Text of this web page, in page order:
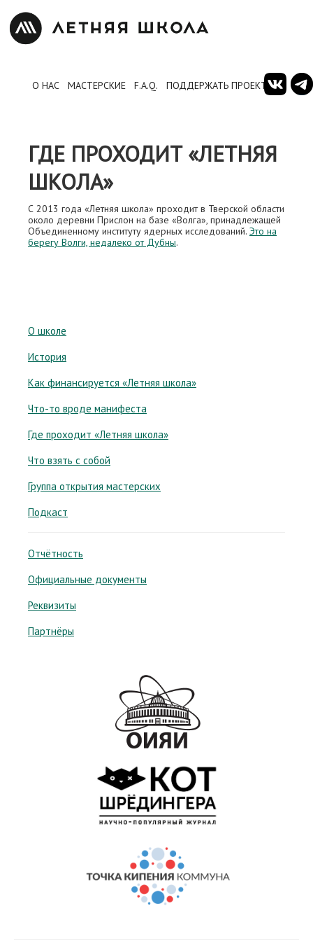
О НАС МАСТЕРСКИЕ F.A.Q. ПОДДЕРЖАТЬ ПРОЕКТ
ГДЕ ПРОХОДИТ «ЛЕТНЯЯ
ШКОЛА»
С 2013 года «Летняя школа» проходит в Тверской области
около деревни Прислон на базе «Волга», принадлежащей
Объединенному институту ядерных исследований. Это на
берегу Волги, недалеко от Дубны.
О школе
История
Как финансируется «Летняя школа»
Что-то вроде манифеста
Где проходит «Летняя школа»
Что взять с собой
Группа открытия мастерских
Подкаст
Отчётность
Официальные документы
Реквизиты
Партнёры